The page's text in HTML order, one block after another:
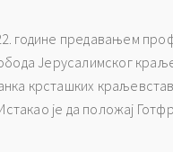
године предавањем
Јерусалимског
крсташких
је да положај